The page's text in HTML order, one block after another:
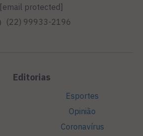
[email protected]
(22) 99933-2196
Editorias
Esportes
Opinião
Coronavírus